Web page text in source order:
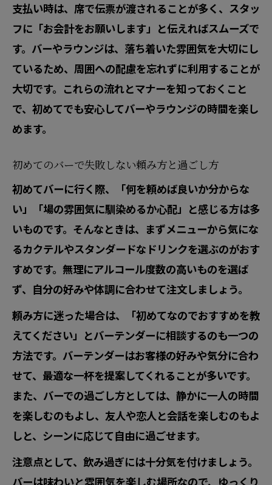
支払い時は、席で伝票が渡されることが多く、スタッ
フに「お会計をお願いします」と伝えればスムーズで
す。バーやラウンジは、落ち着いた雰囲気を大切にし
ているため、周囲への配慮を忘れずに利用することが
大切です。これらの流れとマナーを知っておくこと
で、初めてでも安心してバーやラウンジの時間を楽し
めます。
初めてのバーで失敗しない頼み方と過ごし方
初めてバーに行く際、「何を頼めば良いか分からな
い」「場の雰囲気に馴染めるか心配」と感じる方は多
いものです。そんなときは、まずメニューから気にな
るカクテルやスタンダードなドリンクを選ぶのがおす
すめです。無理にアルコール度数の高いものを選ば
ず、自分の好みや体調に合わせて注文しましょう。
頼み方に迷った場合は、「初めてなのでおすすめを教
えてください」とバーテンダーに相談するのも一つの
方法です。バーテンダーはお客様の好みや気分に合わ
せて、最適な一杯を提案してくれることが多いです。
また、バーでの過ごし方としては、静かに一人の時間
を楽しむのもよし、友人や恋人と会話を楽しむのもよ
しと、シーンに応じて自由に過ごせます。
注意点として、飲み過ぎには十分気を付けましょう。
バーは味わいと雰囲気を楽しむ場所なので、ゆっくり